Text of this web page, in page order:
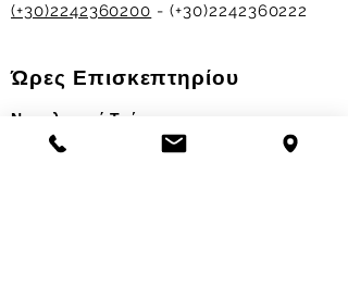
(+30)2242360200 - (+30)2242360222
Ώρες Επισκεπτηρίου
Νοσηλευτικά Τμήματα
Χειμερινό ωράριο: 11.00-13.00
17.30-19.30